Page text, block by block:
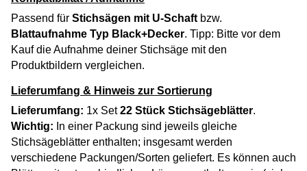
Passend für Stichsägen mit U-Schaft bzw.
Blattaufnahme Typ Black+Decker. Tipp: Bitte vor dem
Kauf die Aufnahme deiner Stichsäge mit den
Produktbildern vergleichen.
Lieferumfang & Hinweis zur Sortierung
Lieferumfang: 1x Set22 Stück Stichsägeblätter.
Wichtig: In einer Packung sind jeweils gleiche
Stichsägeblätter enthalten; insgesamt werden
verschiedene Packungen/Sorten geliefert. Es können auch